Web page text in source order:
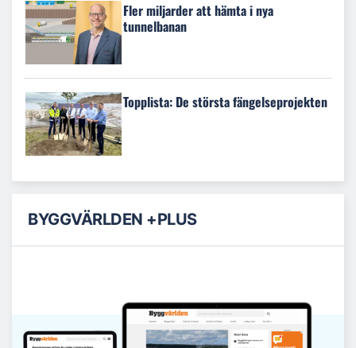
Fler miljarder att hämta i nya
tunnelbanan
Topplista: De största fängelseprojekten
BYGGVÄRLDEN +PLUS